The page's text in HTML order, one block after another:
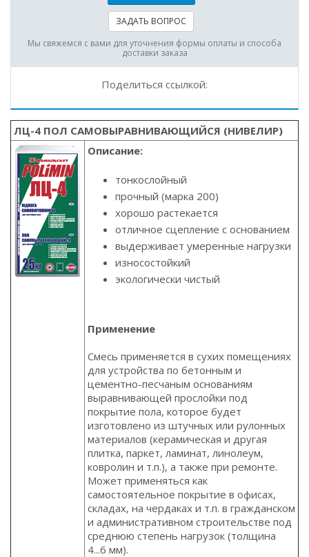
ЗАДАТЬ ВОПРОС
Мы свяжемся с вами для уточнения формы оплаты и способа
доставки заказа
Поделиться ссылкой:
ЛЦ-4 ПОЛ САМОВЫРАВНИВАЮЩИЙСЯ (НИВЕЛИР)
Описание:
тонкослойный
прочный (марка 200)
хорошо растекается
отличное сцепление с основанием
выдерживает умеренные нагрузки
износостойкий
экологически чистый
Применение
Смесь применяется в сухих помещениях
для устройства по бетонным и
цементно-песчаным основаниям
выравнивающей прослойки под
покрытие пола, которое будет
изготовлено из штучных или рулонных
материалов (керамическая и другая
плитка, паркет, ламинат, линолеум,
ковролин и т.п.), а также при ремонте.
Может применяться как
самостоятельное покрытие в офисах,
складах, на чердаках и т.п. в гражданском
и административном строительстве под
среднюю степень нагрузок (толщина
4...6 мм).